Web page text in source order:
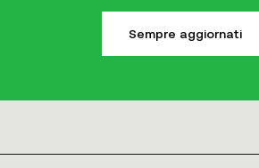
Sempre aggiornati